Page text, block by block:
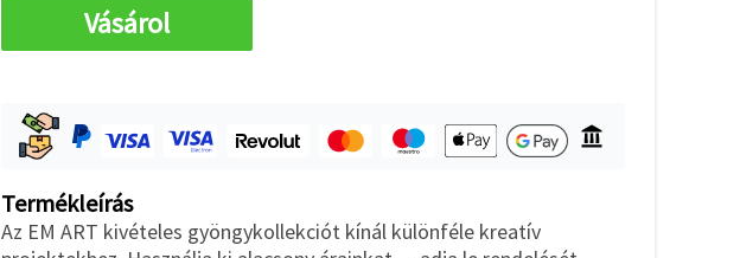
Vásárol
Termékleírás
Az EM ART kivételes gyöngykollekciót kínál különféle kreatív